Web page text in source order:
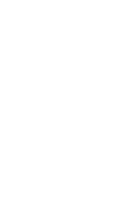
смешные истории,
карикатуры, шаржи, стихи,